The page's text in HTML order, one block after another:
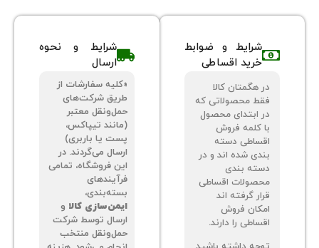
شرایط و ضوابط
خرید اقساطی
محصولاتی که
ابتدای محصول
شده اند و در
اقساطی
را دارند.
شرایط و نحوه
«کلیه سفارشات از
طریق شرکت‌های
حمل‌ونقل معتبر
(مانند تیپاکس،
پست یا باربری)
ارسال می‌گردند. در
این فروشگاه، تمامی
ایمن‌سازی کالاو
ارسال توسط شرکت
حمل‌ونقل منتخب